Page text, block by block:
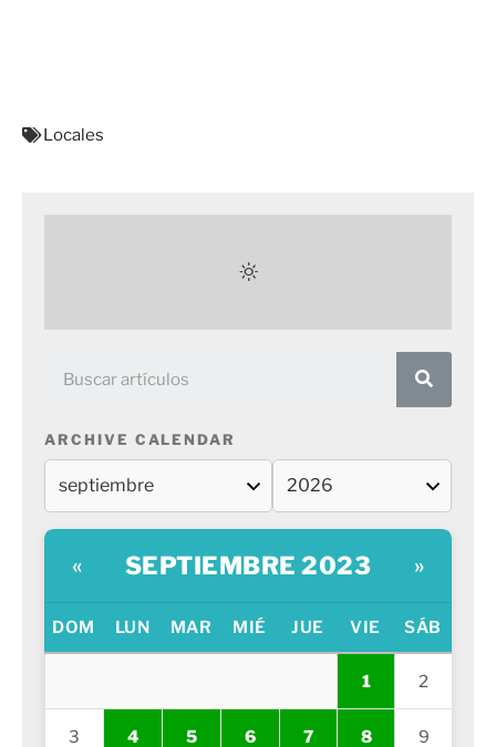
Locales
ARCHIVE CALENDAR
« SEPTIEMBRE 2023 »
DOM LUN MAR MIÉ JUE VIE SÁB
1 2
3 4 5 6 7 8 9